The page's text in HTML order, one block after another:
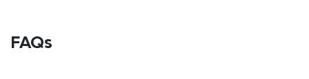
FAQs